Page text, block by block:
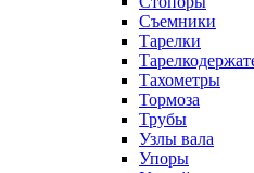
Съемники
Тарелки
Тахометры
Тормоза
Трубы
Узлы вала
Упоры